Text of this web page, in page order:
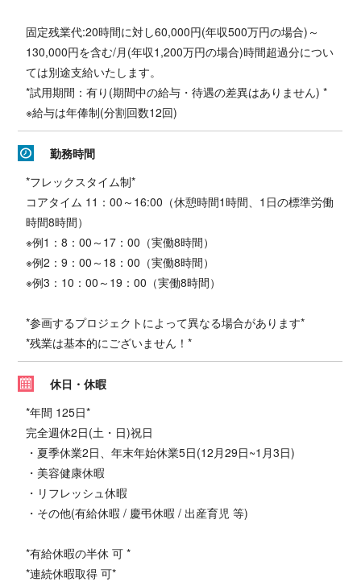
固定残業代:20時間に対し60,000円(年収500万円の場合)～
130,000円を含む/月(年収1,200万円の場合)時間超過分につい
ては別途支給いたします。
*試用期間：有り(期間中の給与・待遇の差異はありません) *
※給与は年俸制(分割回数12回)
勤務時間
*フレックスタイム制*
コアタイム 11：00～16:00（休憩時間1時間、1日の標準労働
時間8時間）
※例1：8：00～17：00（実働8時間）
※例2：9：00～18：00（実働8時間）
※例3：10：00～19：00（実働8時間）
*参画するプロジェクトによって異なる場合があります*
*残業は基本的にございません！*
休日・休暇
*年間 125日*
完全週休2日(土・日)祝日
・夏季休業2日、年末年始休業5日(12月29日~1月3日)
・美容健康休暇
・リフレッシュ休暇
・その他(有給休暇 / 慶弔休暇 / 出産育児 等)
*有給休暇の半休 可 *
*連続休暇取得 可*